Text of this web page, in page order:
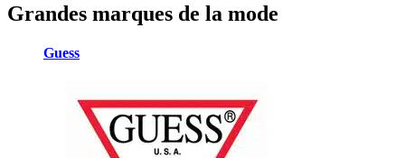
Grandes marques de la mode
Guess